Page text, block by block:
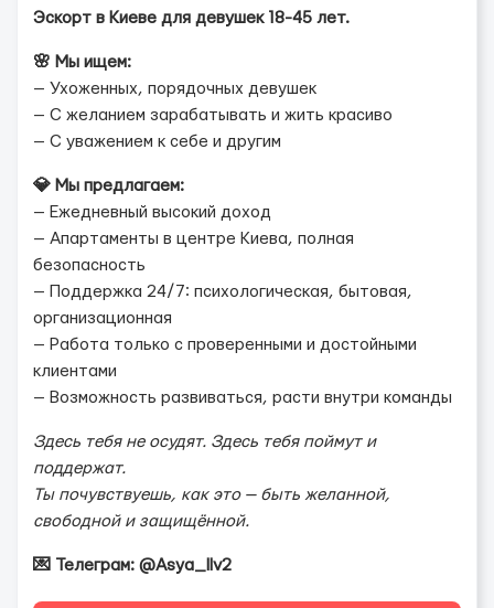
Эскорт в Киеве для девушек 18-45 лет.
🌸 Мы ищем:
— Ухоженных, порядочных девушек
— С желанием зарабатывать и жить красиво
— С уважением к себе и другим
💎 Мы предлагаем:
— Ежедневный высокий доход
— Апартаменты в центре Киева, полная
безопасность
— Поддержка 24/7: психологическая, бытовая,
организационная
— Работа только с проверенными и достойными
клиентами
— Возможность развиваться, расти внутри команды
Здесь тебя не осудят. Здесь тебя поймут и
поддержат.
Ты почувствуешь, как это — быть желанной,
свободной и защищённой.
💌 Телеграм: @Asya_llv2